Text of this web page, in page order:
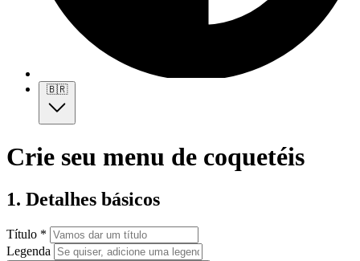
🇧🇷
Crie seu menu de coquetéis
1. Detalhes básicos
Título *
Legenda